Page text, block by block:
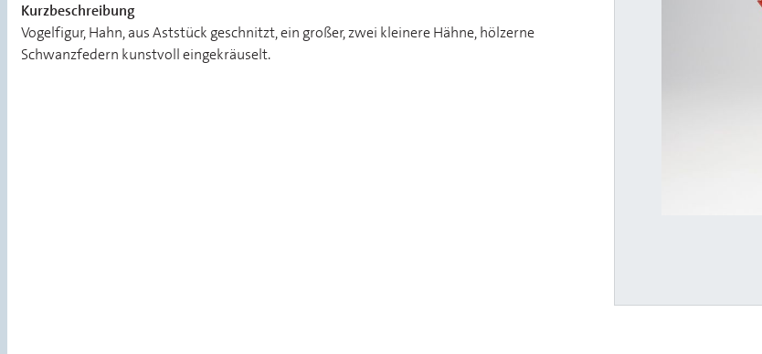
Kurzbeschreibung
Vogelfigur, Hahn, aus Aststück geschnitzt, ein großer, zwei kleinere Hähne, hölzerne
Schwanzfedern kunstvoll eingekräuselt.